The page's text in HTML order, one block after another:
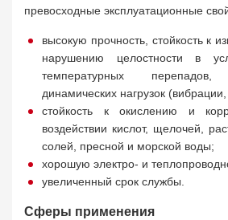
превосходные эксплуатационные
высокую прочность, стойкость к
нарушению целостности в
температурных
динамических нагрузок
стойкость к окислению и
воздействии кислот, щелочей,
солей, пресной и морской воды;
хорошую электро- и
увеличенный срок службы.
Сферы применения